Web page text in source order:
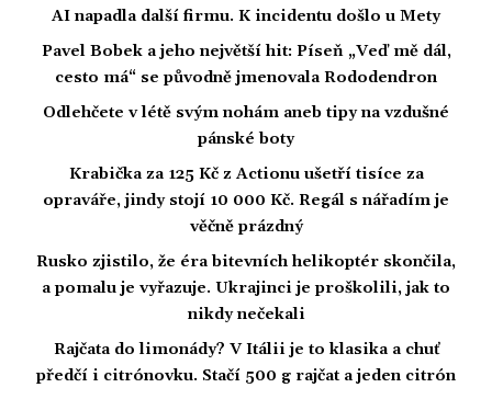
AI napadla další firmu. K incidentu došlo u Mety
Pavel Bobek a jeho největší hit: Píseň „Veď mě dál,
cesto má“ se původně jmenovala Rododendron
Odlehčete v létě svým nohám aneb tipy na vzdušné
pánské boty
Krabička za 125 Kč z Actionu ušetří tisíce za
opraváře, jindy stojí 10 000 Kč. Regál s nářadím je
věčně prázdný
Rusko zjistilo, že éra bitevních helikoptér skončila,
a pomalu je vyřazuje. Ukrajinci je proškolili, jak to
nikdy nečekali
Rajčata do limonády? V Itálii je to klasika a chuť
předčí i citrónovku. Stačí 500 g rajčat a jeden citrón